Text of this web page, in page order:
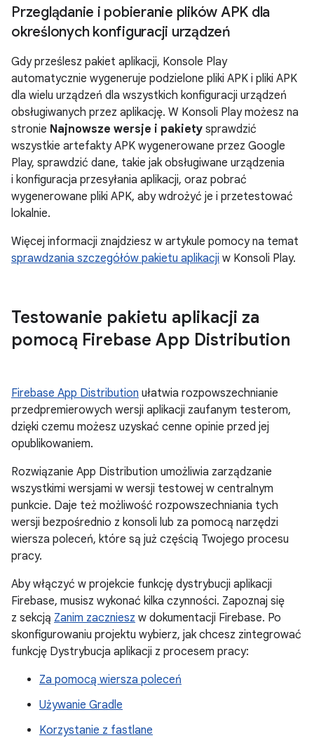
Przeglądanie i pobieranie plików APK dla
określonych konfiguracji urządzeń
Gdy prześlesz pakiet aplikacji, Konsole Play
automatycznie wygeneruje podzielone pliki APK i pliki APK
dla wielu urządzeń dla wszystkich konfiguracji urządzeń
obsługiwanych przez aplikację. W Konsoli Play możesz na
stronie Najnowsze wersje i pakiety sprawdzić
wszystkie artefakty APK wygenerowane przez Google
Play, sprawdzić dane, takie jak obsługiwane urządzenia
i konfiguracja przesyłania aplikacji, oraz pobrać
wygenerowane pliki APK, aby wdrożyć je i przetestować
lokalnie.
Więcej informacji znajdziesz w artykule pomocy na temat
sprawdzania szczegółów pakietu aplikacji w Konsoli Play.
Testowanie pakietu aplikacji za
pomocą Firebase App Distribution
Firebase App Distribution ułatwia rozpowszechnianie
przedpremierowych wersji aplikacji zaufanym testerom,
dzięki czemu możesz uzyskać cenne opinie przed jej
opublikowaniem.
Rozwiązanie App Distribution umożliwia zarządzanie
wszystkimi wersjami w wersji testowej w centralnym
punkcie. Daje też możliwość rozpowszechniania tych
wersji bezpośrednio z konsoli lub za pomocą narzędzi
wiersza poleceń, które są już częścią Twojego procesu
pracy.
Aby włączyć w projekcie funkcję dystrybucji aplikacji
Firebase, musisz wykonać kilka czynności. Zapoznaj się
z sekcją Zanim zaczniesz w dokumentacji Firebase. Po
skonfigurowaniu projektu wybierz, jak chcesz zintegrować
funkcję Dystrybucja aplikacji z procesem pracy:
Za pomocą wiersza poleceń
Używanie Gradle
Korzystanie z fastlane